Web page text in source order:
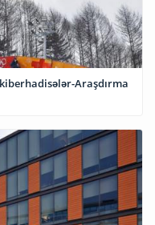
Araşdırma